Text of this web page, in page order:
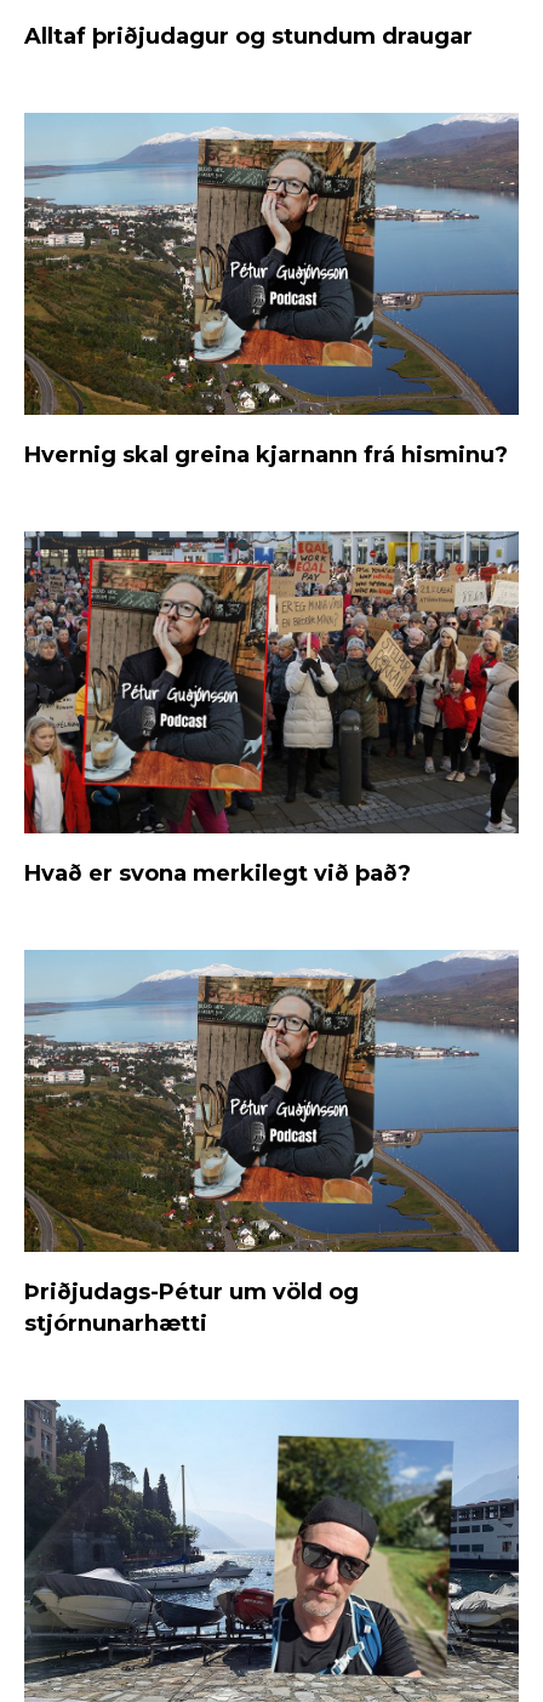
Alltaf þriðjudagur og stundum draugar
Hvernig skal greina kjarnann frá hisminu?
Hvað er svona merkilegt við það?
Þriðjudags-Pétur um völd og
stjórnunarhætti